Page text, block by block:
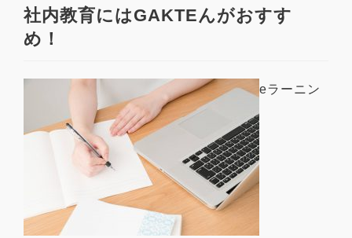
社内教育にはGAKTEんがおすす
め！
eラーニン